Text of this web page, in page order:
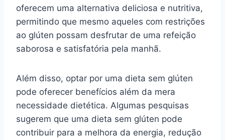
oferecem uma alternativa deliciosa e nutritiva,
permitindo que mesmo aqueles com restrições
ao glúten possam desfrutar de uma refeição
saborosa e satisfatória pela manhã.
Além disso, optar por uma dieta sem glúten
pode oferecer benefícios além da mera
necessidade dietética. Algumas pesquisas
sugerem que uma dieta sem glúten pode
contribuir para a melhora da energia, redução